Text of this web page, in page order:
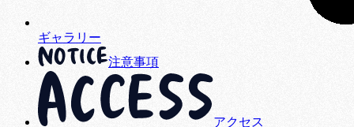
ギャラリー
注意事項
アクセス